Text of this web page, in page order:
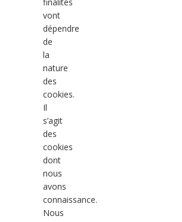
vont
dépendre
de
la
nature
des
cookies.
Il
s’agit
des
cookies
dont
nous
avons
connaissance.
Nous